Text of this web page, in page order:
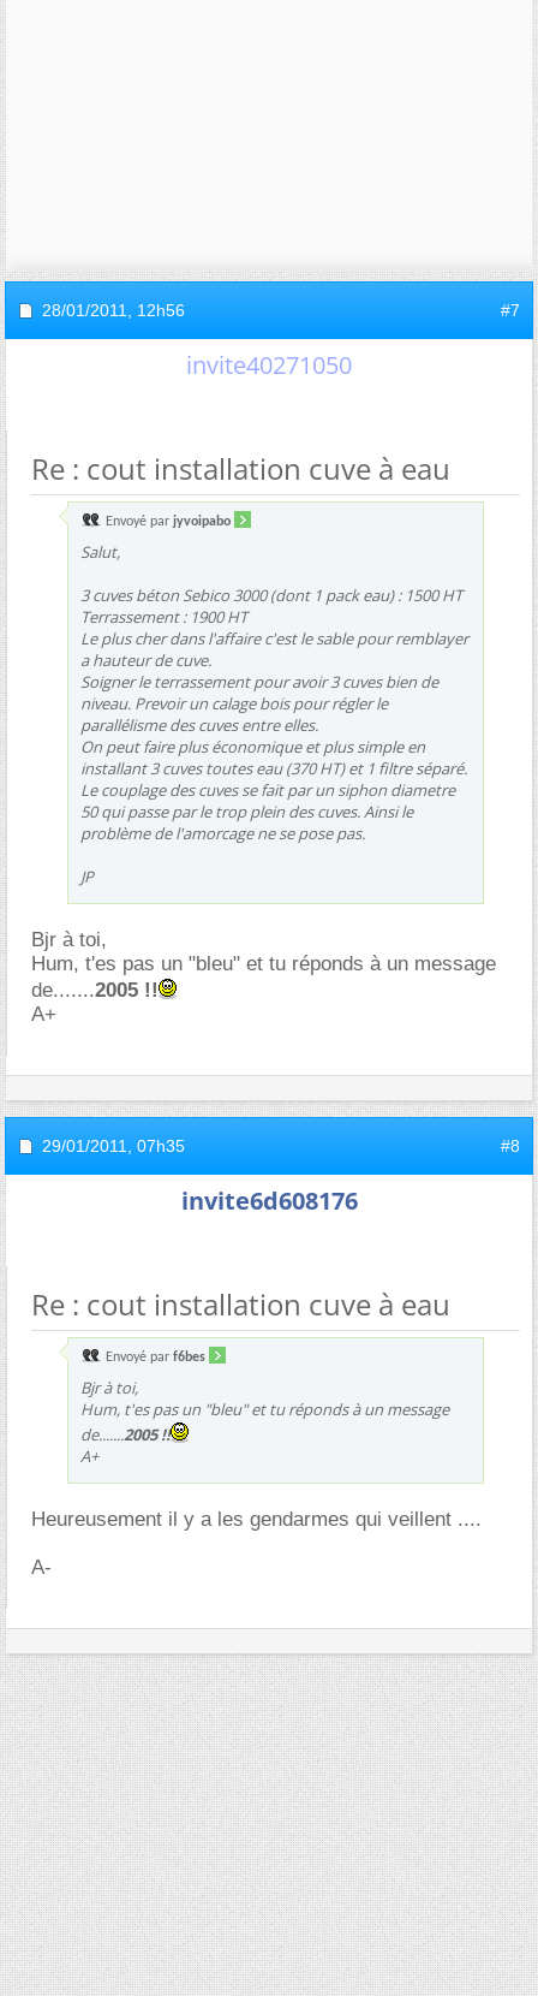
28/01/2011, 12h56 #7
invite40271050
Re : cout installation cuve à eau
Envoyé par jyvoipabo
Salut,
3 cuves béton Sebico 3000 (dont 1 pack eau) : 1500 HT
Terrassement : 1900 HT
Le plus cher dans l'affaire c'est le sable pour remblayer
a hauteur de cuve.
Soigner le terrassement pour avoir 3 cuves bien de
niveau. Prevoir un calage bois pour régler le
parallélisme des cuves entre elles.
On peut faire plus économique et plus simple en
installant 3 cuves toutes eau (370 HT) et 1 filtre séparé.
Le couplage des cuves se fait par un siphon diametre
50 qui passe par le trop plein des cuves. Ainsi le
problème de l'amorcage ne se pose pas.
JP
Bjr à toi,
Hum, t'es pas un "bleu" et tu réponds à un message
de.......2005 !!
A+
29/01/2011, 07h35 #8
invite6d608176
Re : cout installation cuve à eau
Envoyé par f6bes
Bjr à toi,
Hum, t'es pas un "bleu" et tu réponds à un message
de.......2005 !!
A+
Heureusement il y a les gendarmes qui veillent ....
A-